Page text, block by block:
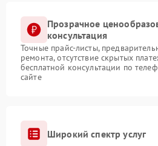
Прозрачное
консультация
Точные прайс-листы,
ремонта, отсутствие скрытых
бесплатной консультации по
сайте
Широкий спектр услуг